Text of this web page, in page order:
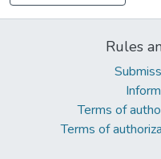
Rules
Terms of
Terms of